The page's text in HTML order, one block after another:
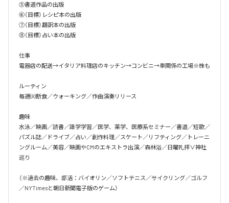
⑤書道作品の出版
⑥（目標）レシピ本の出版
⑦（目標）翻訳本の出版
⑧（目標）占い本の出版
仕事
電器店の配送→イタリア料理店のキッチン→コンビニ→車関係の工場※株も
ルーティン
毎週㈫断食／ウォーキング／作曲演奏リリース
趣味
水泳／映画／読書／語学学習／医学、薬学、医療系セミナー／書道／短歌／
パズル誌／ドライブ／占い／創作料理／スケート／リフティング／トレーニ
ングルーム／美容／映画やCMのエキストラ出演／森林浴／日曜礼拝∨神社
巡り
（※過去の趣味、部活：バイオリン／ソフトテニス／サイクリング／ゴルフ
／NYTimesと朝日新聞電子版のゲーム）